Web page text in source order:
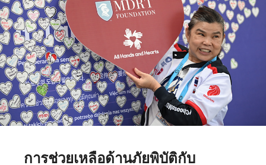
การช่วยเหลือด้านภัยพิบัติกับ